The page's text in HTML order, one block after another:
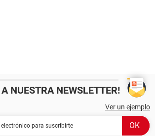
NUESTRA NEWSLETTER!
Ver un ejemplo